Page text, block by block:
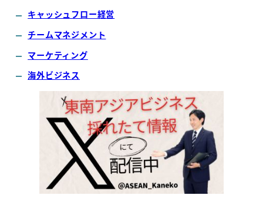
キャッシュフロー経営
チームマネジメント
マーケティング
海外ビジネス